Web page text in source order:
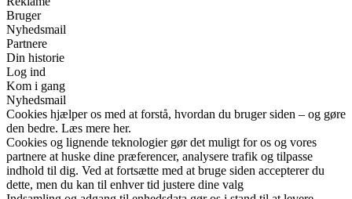
Bruger
Nyhedsmail
Partnere
Din historie
Log ind
Kom i gang
Nyhedsmail
Cookies hjælper os med at forstå, hvordan du bruger siden – og gøre
den bedre. Læs mere her.
Cookies og lignende teknologier gør det muligt for os og vores
partnere at huske dine præferencer, analysere trafik og tilpasse
indhold til dig. Ved at fortsætte med at bruge siden accepterer du
dette, men du kan til enhver tid justere dine valg